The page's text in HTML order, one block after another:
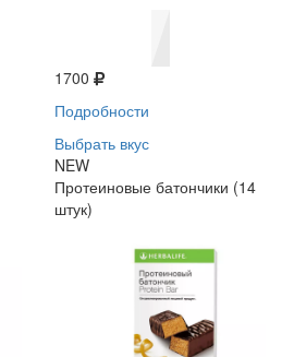
1700
Подробности
Выбрать вкус
NEW
Протеиновые батончики (14
штук)